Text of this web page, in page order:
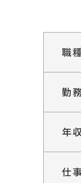
職種
勤
年
仕